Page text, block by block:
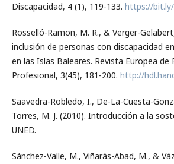
Discapacidad, 4 (1), 119-133. https://bit.ly/
Rosselló-Ramon, M. R., & Verger-
inclusión de personas con discapacidad
en las Islas Baleares. Revista Europea de
Profesional, 3(45), 181-200. http://
Saavedra-Robledo, I., De-La-Cuesta-
Torres, M. J. (2010). Introducción a la
UNED.
Sánchez-Valle, M., Viñarás-Abad, M., &